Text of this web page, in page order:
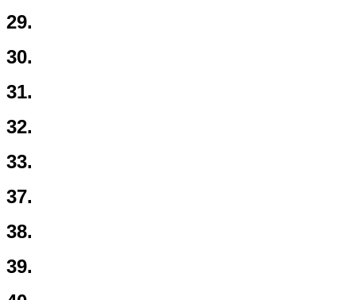
29.
30.
31.
32.
33.
37.
38.
39.